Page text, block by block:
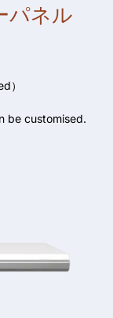
パネル
）
be customised.